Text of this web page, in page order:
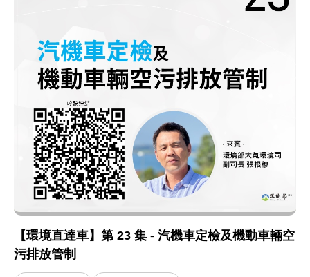
【環境直達車】第 23 集 - 汽機車定檢及機動車輛空
污排放管制